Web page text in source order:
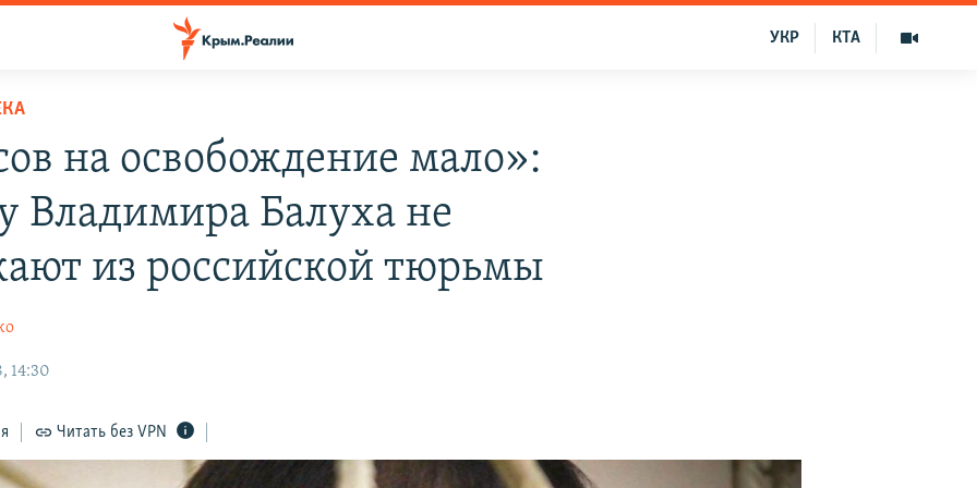
КТА
УКР
на освобождение мало»:
Владимира Балуха не
из российской тюрьмы
14:30
Читать без VPN